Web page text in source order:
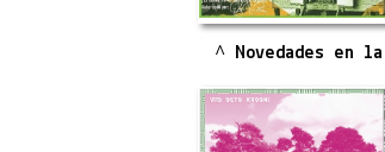
^ Novedades en